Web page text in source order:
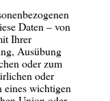
Daten – von
Ihrer
Ausübung
oder zum
oder
eines wichtigen